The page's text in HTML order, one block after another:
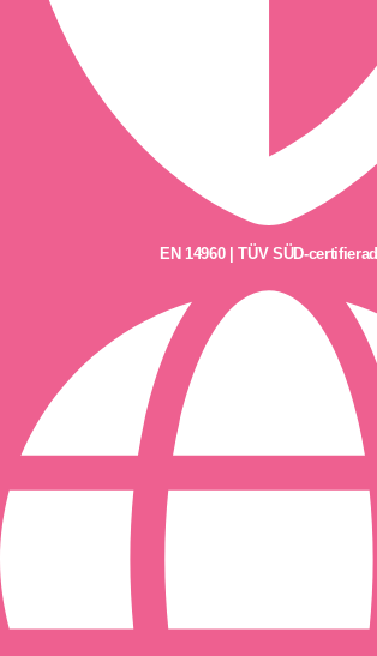
EN 14960 | TÜV SÜD-certifierad